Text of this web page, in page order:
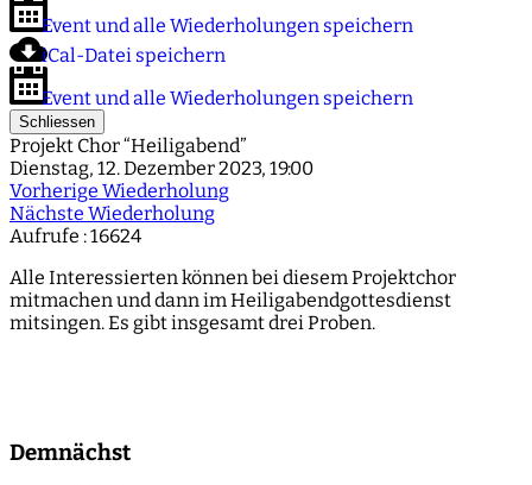
Event und alle Wiederholungen speichern
iCal-Datei speichern
Event und alle Wiederholungen speichern
Schliessen
Projekt Chor “Heiligabend”
Dienstag, 12. Dezember 2023, 19:00
Vorherige Wiederholung
Nächste Wiederholung
Aufrufe : 16624
Alle Interessierten können bei diesem Projektchor
mitmachen und dann im Heiligabendgottesdienst
mitsingen. Es gibt insgesamt drei Proben.
Demnächst